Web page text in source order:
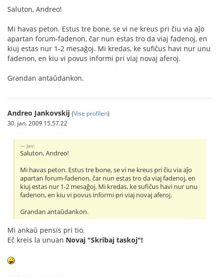
Saluton, Andreo!
Mi havas peton. Estus tre bone, se vi ne kreus pri ĉiu via aĵo
apartan forum-fadenon, ĉar nun estas tro da viaj fadenoj, en
kiuj estas nur 1-2 mesaĝoj. Mi kredas, ke sufiĉus havi nur unu
fadenon, en kiu vi povus informi pri viaj novaj aferoj.
Grandan antaŭdankon.
Andreo Jankovskij (Vise profilen)
30. jan. 2009 15.57.22
Jev:
Saluton, Andreo!
Mi havas peton. Estus tre bone, se vi ne kreus pri ĉiu via aĵo
apartan forum-fadenon, ĉar nun estas tro da viaj fadenoj, en
kiuj estas nur 1-2 mesaĝoj. Mi kredas, ke sufiĉus havi nur unu
fadenon, en kiu vi povus informi pri viaj novaj aferoj.
Grandan antaŭdankon.
Mi ankaŭ pensis pri tio.
Eĉ kreis la unuan Novaj "Skribaj taskoj"!